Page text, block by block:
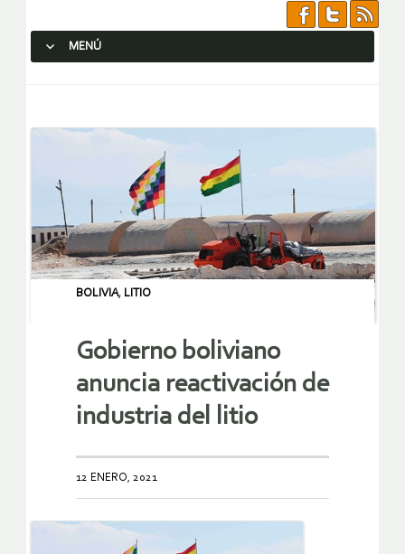
MENÚ
BOLIVIA, LITIO
Gobierno boliviano
anuncia reactivación de
industria del litio
12 ENERO, 2021